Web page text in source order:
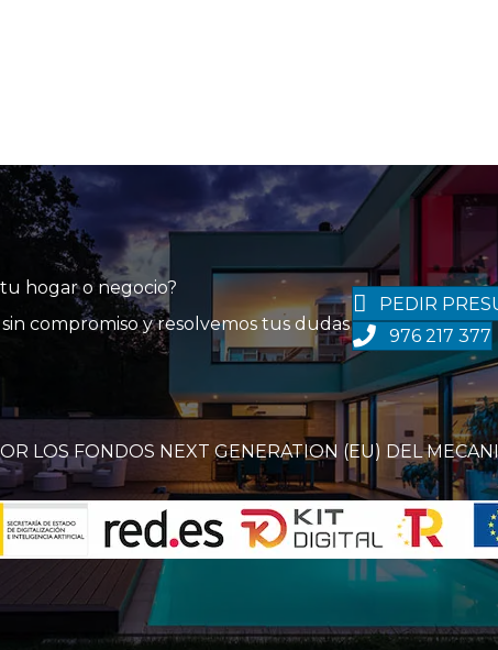
hogar o negocio?
compromiso y resolvemos tus dudas
PEDIR
976 217 377
LOS FONDOS NEXT GENERATION (EU) DEL